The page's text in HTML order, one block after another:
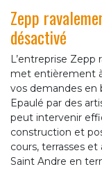
Zepp
désactivé
L’entreprise Zepp
met entièrement
vos demandes en
Epaulé par des
peut intervenir
construction et
cours, terrasses
Saint Andre en